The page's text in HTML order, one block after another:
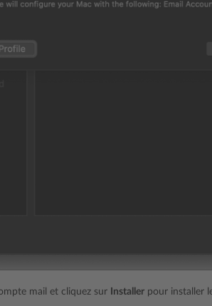
mail et cliquez sur Installer pour installer